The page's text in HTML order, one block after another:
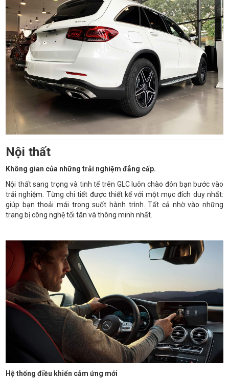
Nội thất
Không gian của những trải nghiệm đẳng cấp.
Nội thất sang trọng và tinh tế trên GLC luôn chào đón bạn bước vào
trải nghiệm. Từng chi tiết được thiết kế với một mục đích duy nhất:
giúp bạn thoải mái trong suốt hành trình. Tất cả nhờ vào những
trang bị công nghệ tối tân và thông minh nhất.
Hệ thống điều khiển cảm ứng mới